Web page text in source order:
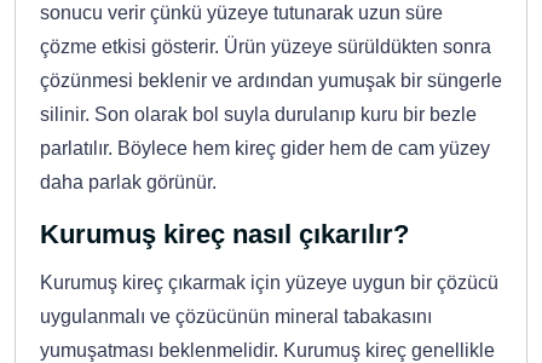
sonucu verir çünkü yüzeye tutunarak uzun süre
çözme etkisi gösterir. Ürün yüzeye sürüldükten sonra
çözünmesi beklenir ve ardından yumuşak bir süngerle
silinir. Son olarak bol suyla durulanıp kuru bir bezle
parlatılır. Böylece hem kireç gider hem de cam yüzey
daha parlak görünür.
Kurumuş kireç nasıl çıkarılır?
Kurumuş kireç çıkarmak için yüzeye uygun bir çözücü
uygulanmalı ve çözücünün mineral tabakasını
yumuşatması beklenmelidir. Kurumuş kireç genellikle